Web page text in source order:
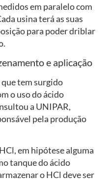
em paralelo com
usina terá as suas
para poder driblar
e aplicação
tem surgido
o uso do ácido
a UNIPAR,
pela produção
em hipótese alguma
tanque do ácido
o HCl deve ser